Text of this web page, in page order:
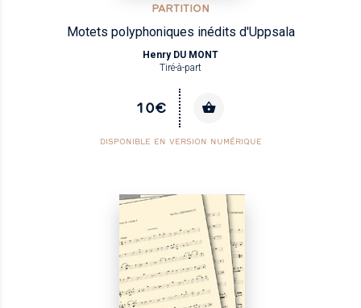
PARTITION
Motets polyphoniques inédits d'Uppsala
Henry DU MONT
Tiré-à-part
10€
DISPONIBLE EN VERSION NUMÉRIQUE